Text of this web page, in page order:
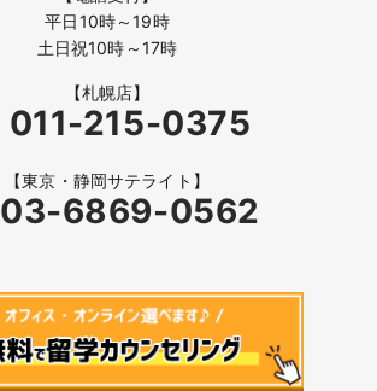
平日10時～19時
土日祝10時～17時
【札幌店】
011-215-0375
【東京・静岡サテライト】
03-6869-0562